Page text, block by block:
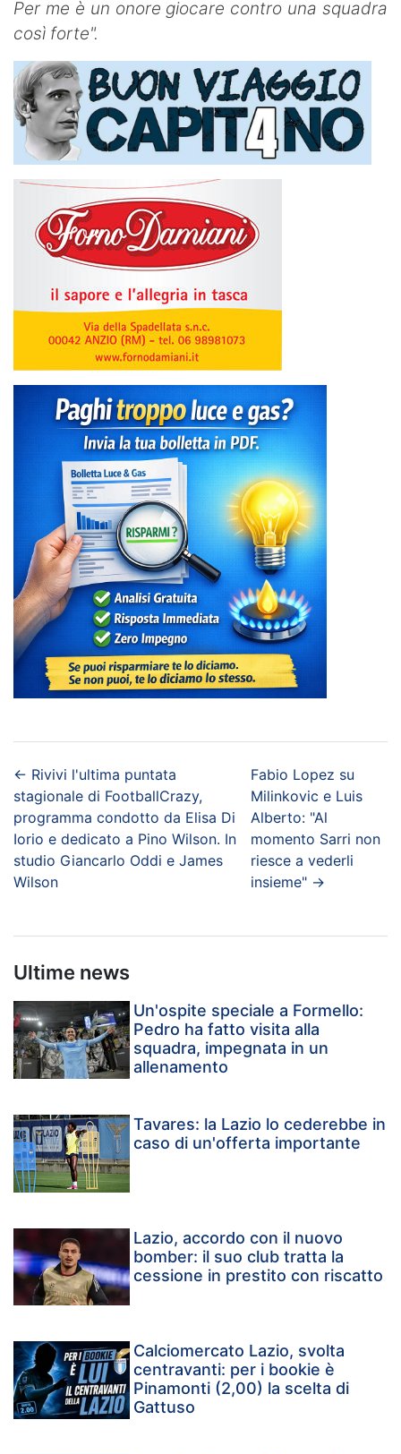
Per me è un onore giocare contro una squadra
così forte".
← Rivivi l'ultima puntata
stagionale di FootballCrazy,
programma condotto da Elisa Di
Iorio e dedicato a Pino Wilson. In
studio Giancarlo Oddi e James
Wilson
Fabio Lopez su
Milinkovic e Luis
Alberto: "Al
momento Sarri non
riesce a vederli
insieme"→
Ultime news
Un'ospite speciale a Formello:
Pedro ha fatto visita alla
squadra, impegnata in un
allenamento
Tavares: la Lazio lo cederebbe in
caso di un'offerta importante
Lazio, accordo con il nuovo
bomber: il suo club tratta la
cessione in prestito con riscatto
Calciomercato Lazio, svolta
centravanti: per i bookie è
Pinamonti (2,00) la scelta di
Gattuso